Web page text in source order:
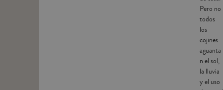
Pero no
todos
los
cojines
aguanta
n el sol,
la lluvia
y el uso